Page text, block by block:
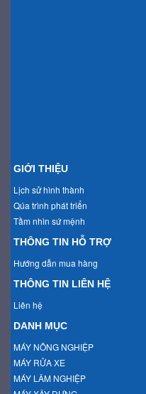
GIỚI THIỆU
Lịch sử hình thành
Qúa trình phát triển
Tầm nhìn sứ mệnh
THÔNG TIN HỖ TRỢ
Hướng dẫn mua hàng
THÔNG TIN LIÊN HỆ
Liên hệ
DANH MỤC
MÁY NÔNG NGHIỆP
MÁY RỬA XE
MÁY LÂM NGHIỆP